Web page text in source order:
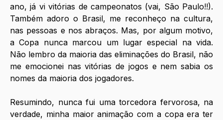
ano, já vi vitórias de campeonatos (vai, São Paulo!!).
Também adoro o Brasil, me reconheço na cultura,
nas pessoas e nos abraços. Mas, por algum motivo,
a Copa nunca marcou um lugar especial na vida.
Não lembro da maioria das eliminações do Brasil, não
me emocionei nas vitórias de jogos e nem sabia os
nomes da maioria dos jogadores.
Resumindo, nunca fui uma torcedora fervorosa, na
verdade, minha maior animação com a copa era ter